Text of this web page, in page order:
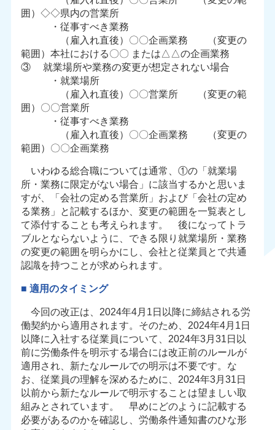
囲）◇◇県内の営業所
・従事すべき業務
（雇入れ直後）〇〇企画業務 （変更の
範囲）本社における〇〇 または△△の企画業務
③ 就業場所や業務の変更が想定されない場合
・就業場所
（雇入れ直後）〇〇営業所 （変更の範
囲）〇〇営業所
・従事すべき業務
（雇入れ直後）〇〇企画業務 （変更の
範囲）〇〇企画業務
いわゆる総合職については通常、①の「就業場
所・業務に限定がない場合」に該当するかと思いま
すが、「会社の定める営業所」および「会社の定め
る業務」と記載するほか、変更の範囲を一覧表とし
て添付することも考えられます。 後になってトラ
ブルとならないように、できる限り就業場所・業務
の変更の範囲を明らかにし、会社と従業員とで共通
認識を持つことが求められます。
■ 適用のタイミング
今回の改正は、2024年4月1日以降に締結される労
働契約から適用されます。そのため、2024年4月1日
以降に入社する従業員について、2024年3月31日以
前に労働条件を明示する場合には改正前のルールが
適用され、新たなルールでの明示は不要です。な
お、従業員の理解を深めるために、2024年3月31日
以前から新たなルールで明示することは望ましい取
組みとされています。 早めにどのように記載する
必要があるのかを確認し、労働条件通知書のひな形